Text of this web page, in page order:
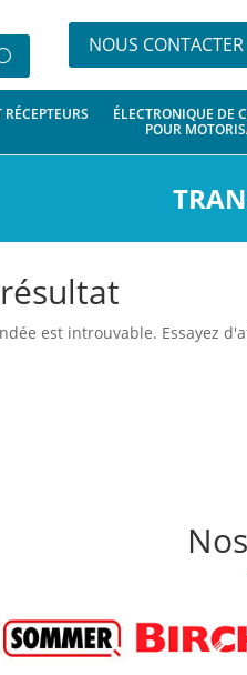
NOUS CONTACTER
ÉLECTRONIQUE DE
POUR
est introuvable. Essayez